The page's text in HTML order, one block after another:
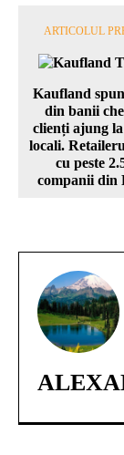
ARTICOLUL
Kaufland
din banii
clienți ajung
locali.
cu peste
companii din